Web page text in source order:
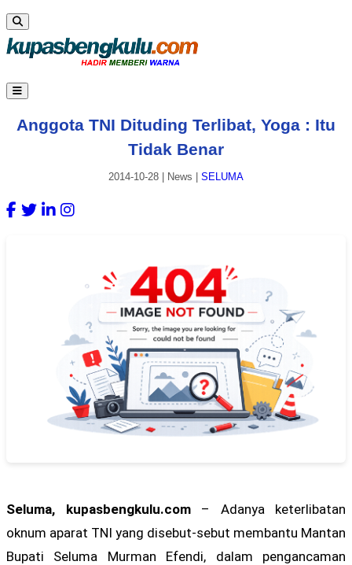
Anggota TNI Dituding Terlibat, Yoga : Itu
Tidak Benar
2014-10-28 News SELUMA
Seluma, kupasbengkulu.com– Adanya keterlibatan
oknum aparat TNI yang disebut-sebut membantu Mantan
Bupati Seluma Murman Efendi, dalam pengancaman